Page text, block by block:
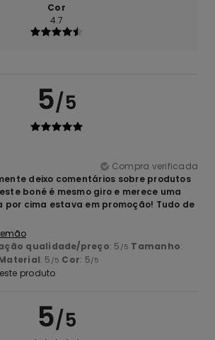
Cor
4.7
5/5
Compra verificada
deixo comentários sobre produtos
boné é mesmo giro e merece uma
por cima estava em promoção! Tudo de
qualidade/preço: 5 /5 Tamanho:
: 5 /5 Cor: 5/5
produto
5/5